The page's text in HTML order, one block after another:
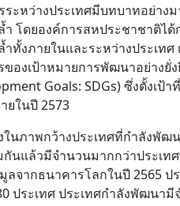
ระหว่างประเทศมีบทบาทอย่าง
ำ โดยองค์การสหประชาชาติไ
ำทั้งภายในและระหว่างประเท
ของเป้าหมายการพัฒนาอย่างยั่
Goals: SDGs) ซึ่งตั้งเป้า
ยในปี 2573
ในภาพกว้างประเทศที่กำลังพั
กันแล้วมีจำนวนมากกว่าประเ
ลจากธนาคารโลกในปี 2565
ประเทศ ประเทศกำลังพัฒนามี